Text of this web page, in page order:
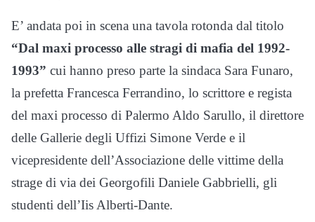
E’ andata poi in scena una tavola rotonda dal titolo
“Dal maxi processo alle stragi di mafia del 1992-
1993” cui hanno preso parte la sindaca Sara Funaro,
la prefetta Francesca Ferrandino, lo scrittore e regista
del maxi processo di Palermo Aldo Sarullo, il direttore
delle Gallerie degli Uffizi Simone Verde e il
vicepresidente dell’Associazione delle vittime della
strage di via dei Georgofili Daniele Gabbrielli, gli
studenti dell’Iis Alberti-Dante.